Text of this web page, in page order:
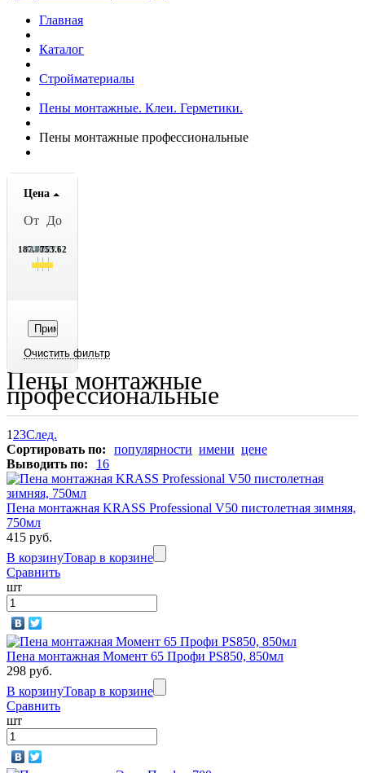
Главная
Каталог
Стройматериалы
Пены монтажные. Клеи. Герметики.
Пены монтажные профессиональные
Цена
От До
187.77
328.77
470.77
611.77
753.62
Пены монтажные
профессиональные
1 23След.
Сортировать по:
популярности имени цене
Выводить по:
16
Пена монтажная KRASS Professional V50 пистолетная зимняя,
750мл
415 руб.
В корзинуТовар в корзине
Сравнить
шт
Пена монтажная Момент 65 Профи PS850, 850мл
298 руб.
В корзинуТовар в корзине
Сравнить
шт